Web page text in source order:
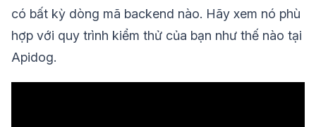
có bất kỳ dòng mã backend nào. Hãy xem nó phù
hợp với quy trình kiểm thử của bạn như thế nào tại
Apidog.